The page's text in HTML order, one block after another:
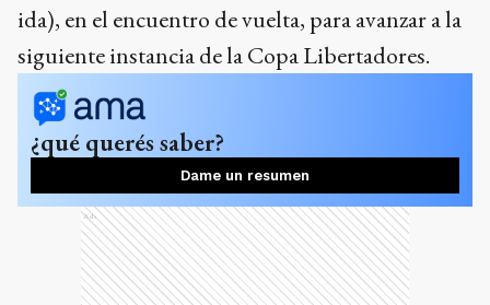
ida), en el encuentro de vuelta, para avanzar a la
siguiente instancia de la Copa Libertadores.
¿qué querés saber?
Dame un resumen
Ads